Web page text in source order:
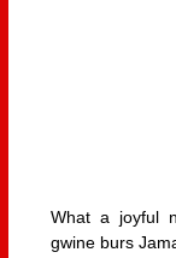
What a joyful
gwine burs